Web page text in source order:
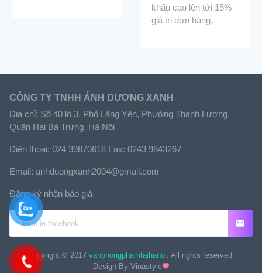
khấu cao lên tới 15%
giá trị đơn hàng.
CÔNG TY TNHH ÁNH DƯƠNG XANH
Địa chỉ: Số 40 lô 3, Phố Lãng Yên, Phường Thanh Lương,
Quận Hai Bà Trưng, Hà Nội
Điện thoại: 024 39870618 Fax: 0243 9843267
Email: anhduongxanh2004@gmail.com
Đăng ký nhận báo giá
Copyright © 2017 vanphongphamtaihanoi. All rights reserved.
Design By Vinastyle